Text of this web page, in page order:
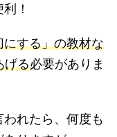
！
する」の教材な
げる必要がありま
われたら、何度も